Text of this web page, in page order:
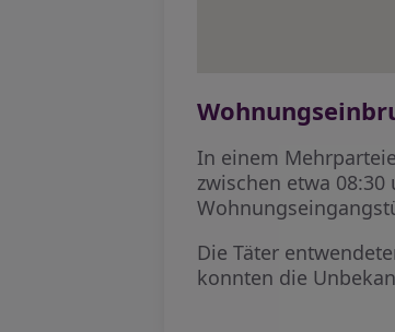
In einem
zwischen etwa
Die Täter
konnten die